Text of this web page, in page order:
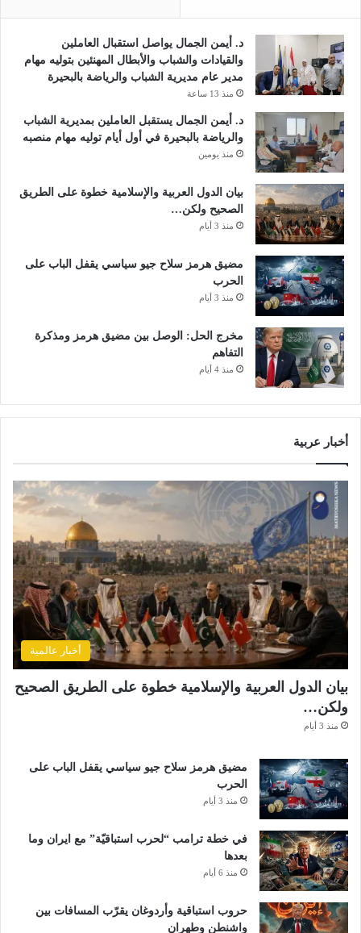
ه
ش
ع
د. أيمن الجمال يواصل استقبال العاملين
والقيادات والشباب والأبطال المهنئين بتوليه مهام
مدير عام مديرية الشباب والرياضة بالبحيرة
منذ 13 ساعة
د. أيمن الجمال يستقبل العاملين بمديرية الشباب
والرياضة بالبحيرة في أول أيام توليه مهام منصبه
منذ يومين
بيان الدول العربية والإسلامية خطوة على الطريق
الصحيح ولكن…
منذ 3 أيام
مضيق هرمز سلاح جيو سياسي يقفل الباب على
الحرب
منذ 3 أيام
مخرج الحل: الوصل بين مضيق هرمز ومذكرة
التفاهم
منذ 4 أيام
أخبار عربية
أخبار عالمية
بيان الدول العربية والإسلامية خطوة على الطريق الصحيح
ولكن…
منذ 3 أيام
مضيق هرمز سلاح جيو سياسي يقفل الباب على
الحرب
منذ 3 أيام
في خطة ترامب “لحرب استباقيّة” مع ايران وما
بعدها
منذ 6 أيام
حروب استباقية وأردوغان يقرّب المسافات بين
واشنطن وطهران